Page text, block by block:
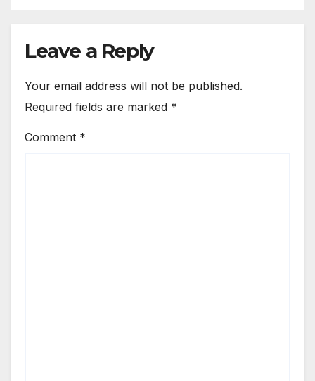
Leave a Reply
Your email address will not be published.
Required fields are marked *
Comment *